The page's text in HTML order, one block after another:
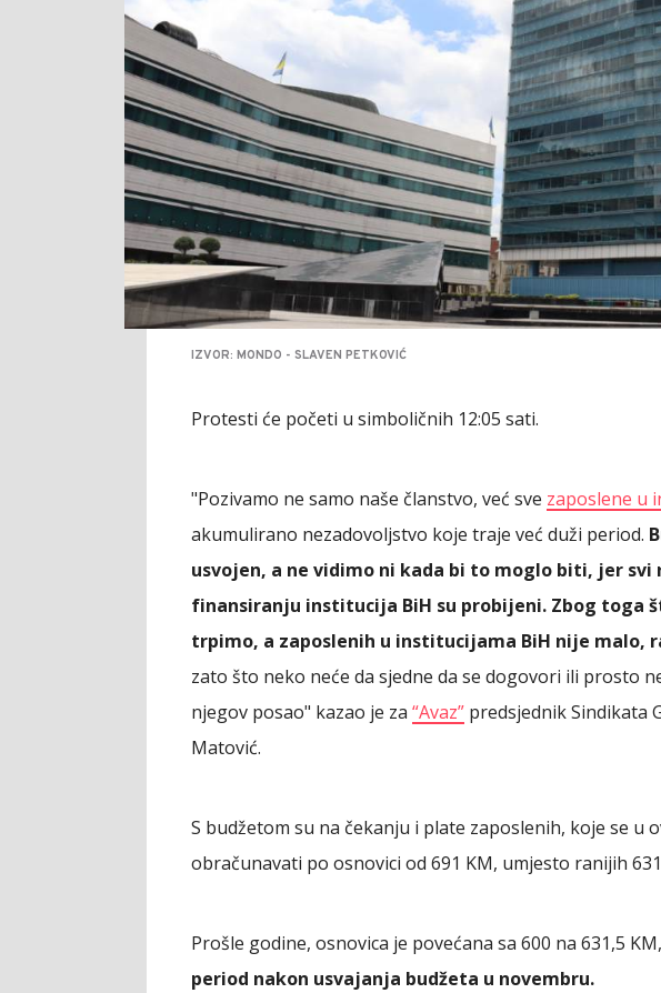
IZVOR: MONDO - SLAVEN PETKOVIĆ
Protesti će početi u simboličnih 12:05 sati.
"Pozivamo ne samo naše članstvo, već sve zaposlene u
akumulirano nezadovoljstvo koje traje već duži period.
usvojen, a ne vidimo ni kada bi to moglo biti, jer svi
finansiranju institucija BiH su probijeni. Zbog toga
trpimo, a zaposlenih u institucijama BiH nije malo,
zato što neko neće da sjedne da se dogovori ili prosto
njegov posao" kazao je za “Avaz” predsjednik Sindikata
Matović.
S budžetom su na čekanju i plate zaposlenih, koje se u
obračunavati po osnovici od 691 KM, umjesto ranijih
Prošle godine, osnovica je povećana sa 600 na 631,5 KM,
period nakon usvajanja budžeta u novembru.